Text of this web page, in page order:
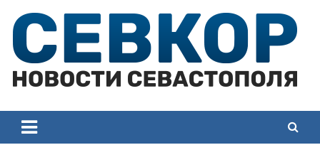
content
Севастополя
Севастополя